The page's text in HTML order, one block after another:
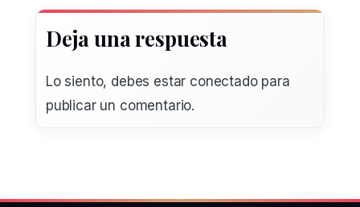
Deja una respuesta
Lo siento, debes estar conectadopara
publicar un comentario.